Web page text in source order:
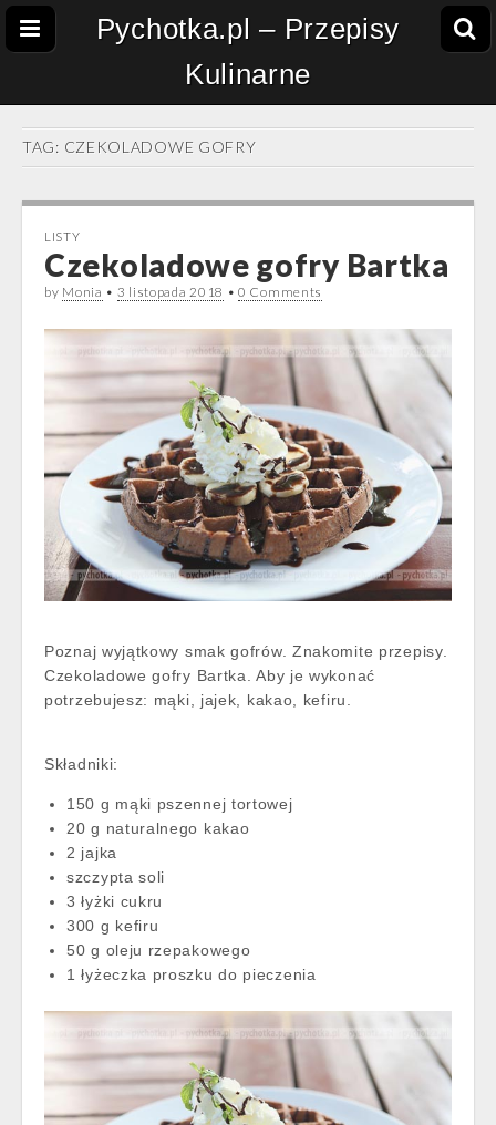
Pychotka.pl – Przepisy
Kulinarne
TAG: CZEKOLADOWE GOFRY
LISTY
Czekoladowe gofry Bartka
by Monia • 3 listopada 2018 •0 Comments
Poznaj wyjątkowy smak gofrów. Znakomite przepisy.
Czekoladowe gofry Bartka. Aby je wykonać
potrzebujesz: mąki, jajek, kakao, kefiru.
Składniki:
150 g mąki pszennej tortowej
20 g naturalnego kakao
2 jajka
szczypta soli
3 łyżki cukru
300 g kefiru
50 g oleju rzepakowego
1 łyżeczka proszku do pieczenia